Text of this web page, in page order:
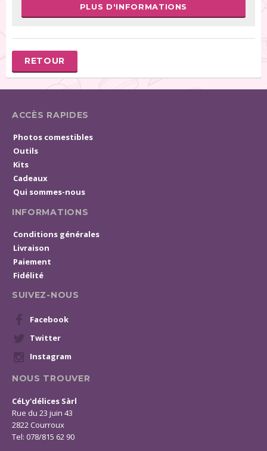
PLUS D'INFORMATIONS
RETOUR
ACCÈS RAPIDES
Photos comestibles
Outils
Kits
Cadeaux
Qui sommes-nous
INFORMATIONS
Conditions générales
Livraison
Paiement
Fidélité
SUIVEZ-NOUS
Facebook
Twitter
Instagram
NOUS TROUVER
CéLy'délices Sàrl
Rue du 23 juin 43
2822 Courroux
Tel: 078/815 62 90